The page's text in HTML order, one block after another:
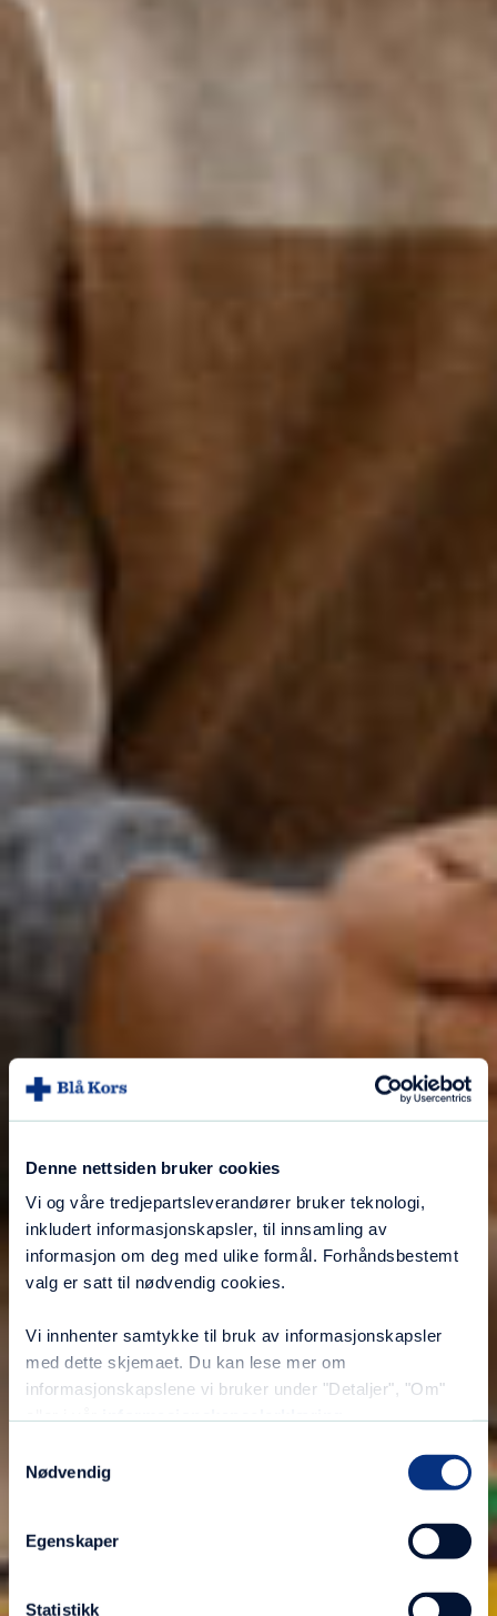
Denne nettsiden bruker cookies
Vi og våre tredjepartsleverandører bruker teknologi,
inkludert informasjonskapsler, til innsamling av
informasjon om deg med ulike formål. Forhåndsbestemt
valg er satt til nødvendig cookies.
Vi innhenter samtykke til bruk av informasjonskapsler
med dette skjemaet. Du kan lese mer om
informasjonskapslene vi bruker under "Detaljer", "Om"
Nødvendig
Egenskaper
Statistikk